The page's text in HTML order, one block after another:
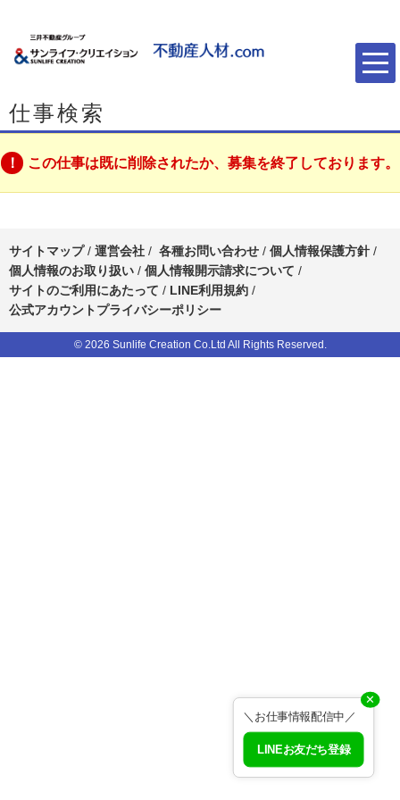
仕事検索
この仕事は既に削除されたか、募集を終了しております。
サイトマップ/ 運営会社 / 各種お問い合わせ / 個人情報保護方針 /
個人情報のお取り扱い / 個人情報開示請求について /
サイトのご利用にあたって / LINE利用規約 /
公式アカウントプライバシーポリシー
✕
＼お仕事情報配信中／
LINEお友だち登録
© 2026 Sunlife Creation Co.Ltd All Rights Reserved.